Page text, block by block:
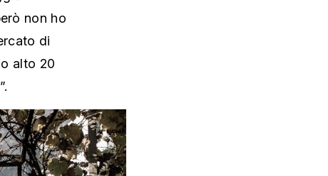
non ho
di
alto 20